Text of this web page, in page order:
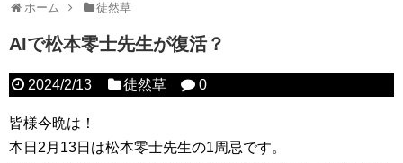
ホーム 徒然草
AIで松本零士先生が復活？
2024/2/13 徒然草 0
皆様今晩は！
本日2月13日は松本零士先生の1周忌です。